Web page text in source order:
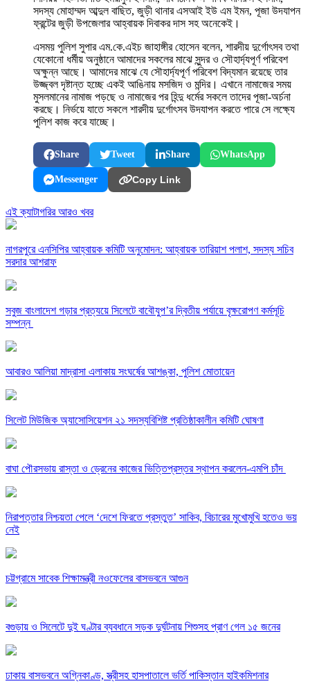
সদস্য মোহাম্মদ আব্দুল বাছিত, জুড়ী থানার এসআই ইউ এম ইমন, পূজা উদযাপন
ফ্রন্টের জুড়ী উপজেলার আহ্বায়ক দিবাকর দাস সহ অনেকেই।
এসময় পুলিশ সুপার এম.কে.এইচ জাহাঙ্গীর হোসেন বলেন, শারদীয় দুর্গোৎসব তথা
যেকোনো ধর্মীয় অনুষ্ঠানে আমাদের সকলের মাঝে সুন্দর ও সৌহার্দ্যপূর্ণ পরিবেশ
অক্ষুন্ন আছে। আমাদের মাঝে যে সৌহার্দ্যপূর্ণ পরিবেশ বিদ্যমান রয়েছে তার
উজ্জ্বল দৃষ্টান্ত হচ্ছে একই আঙিনায় মসজিদ ও মন্দির। এখানে নামাজের সময়
মুসলমানের নামাজ পড়ছে ও নামাজের পর হিন্দু ধর্মের সকলে তাদের পূজা-অর্চনা
করছে। ‌নির্ভয়ে যাতে সকলে শারদীয় দুর্গোৎসব উদযাপন করতে পারে সে লক্ষ্যে
পুলিশ কাজ করে যাচ্ছে।
Share Tweet Share WhatsApp
Messenger Copy Link
এই ক্যাটাগরির আরও খবর
নাগরপুরে এনসিপির আহ্বায়ক কমিটি অনুমোদন: আহ্বায়ক তারিয়াশ পলাশ, সদস্য সচিব
সরদার আশরাফ
সবুজ বাংলাদেশ গড়ার প্রত্যয়ে সিলেটে বাবৌযুপ’র দ্বিতীয় পর্যায়ে বৃক্ষরোপণ কর্মসূচি
সম্পন্ন
আবারও আলিয়া মাদ্রাসা এলাকায় সংঘর্ষের আশঙ্কা, পুলিশ মোতায়েন
সিলেট মিউজিক অ্যাসোসিয়েশন ২১ সদস্যবিশিষ্ট প্রতিষ্ঠাকালীন কমিটি ঘোষণা
বাঘা পৌরসভায় রাস্তা ও ড্রেনের কাজের ভিত্তিপ্রস্তর স্থাপন করলেন-এমপি চাঁদ
নিরাপত্তার নিশ্চয়তা পেলে ‘দেশে ফিরতে প্রস্তুত’ সাকিব, বিচারের মুখোমুখি হতেও ভয়
নেই
চট্টগ্রামে সাবেক শিক্ষামন্ত্রী নওফেলের বাসভবনে আগুন
বগুড়ায় ও সিলেটে দুই ঘণ্টার ব্যবধানে সড়ক দুর্ঘটনায় শিশুসহ প্রাণ গেল ১৫ জনের
ঢাকায় বাসভবনে অগ্নিকাণ্ড, স্ত্রীসহ হাসপাতালে ভর্তি পাকিস্তান হাইকমিশনার